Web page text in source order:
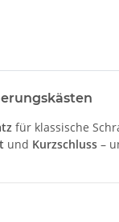
für klassische
und Kurzschluss –